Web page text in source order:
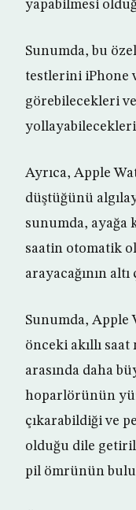
yapabilmesi
Sunumda, bu
testlerini iPhone
görebilecekleri
Ayrıca, Apple
düştüğünü
sunumda, ayağa
saatin otomatik
arayacağının
Sunumda, Apple
önceki akıllı
arasında daha
hoparlörünün
çıkarabildiği ve
olduğu dile
pil ömrünün